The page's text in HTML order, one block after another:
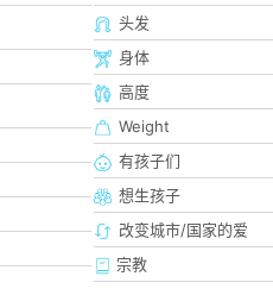
头发
身体
高度
Weight
有孩子们
想生孩子
改变城市/国家的爱
宗教